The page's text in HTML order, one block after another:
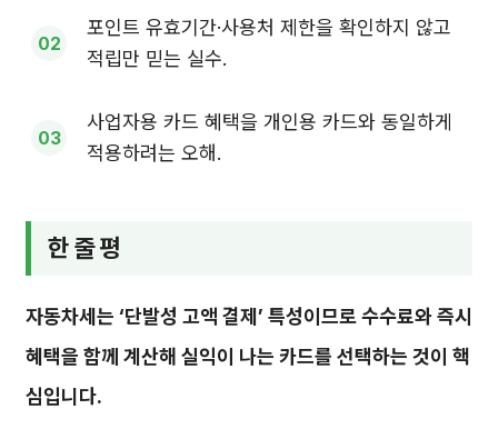
포인트 유효기간·사용처 제한을 확인하지 않고
적립만 믿는 실수.
사업자용 카드 혜택을 개인용 카드와 동일하게
적용하려는 오해.
한 줄 평
자동차세는 ‘단발성 고액 결제’ 특성이므로 수수료와 즉시
혜택을 함께 계산해 실익이 나는 카드를 선택하는 것이 핵
심입니다.